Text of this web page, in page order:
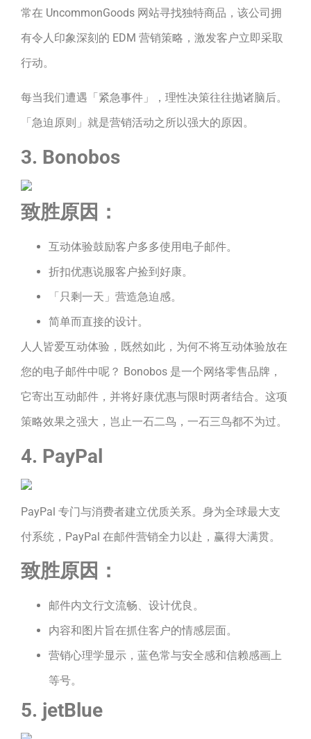
常在 UncommonGoods 网站寻找独特商品，该公司拥
有令人印象深刻的 EDM 营销策略，激发客户立即采取
行动。
每当我们遭遇「紧急事件」，理性决策往往抛诸脑后。
「急迫原则」就是营销活动之所以强大的原因。
3. Bonobos
致胜原因：
互动体验鼓励客户多多使用电子邮件。
折扣优惠说服客户捡到好康。
「只剩一天」营造急迫感。
简单而直接的设计。
人人皆爱互动体验，既然如此，为何不将互动体验放在
您的电子邮件中呢？ Bonobos 是一个网络零售品牌，
它寄出互动邮件，并将好康优惠与限时两者结合。这项
策略效果之强大，岂止一石二鸟，一石三鸟都不为过。
4. PayPal
PayPal 专门与消费者建立优质关系。身为全球最大支
付系统，PayPal 在邮件营销全力以赴，赢得大满贯。
致胜原因：
邮件内文行文流畅、设计优良。
内容和图片旨在抓住客户的情感层面。
营销心理学显示，蓝色常与安全感和信赖感画上
等号。
5. jetBlue